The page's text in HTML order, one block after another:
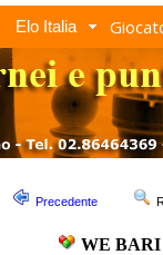
Elo Italia
Precedente
WE BARI